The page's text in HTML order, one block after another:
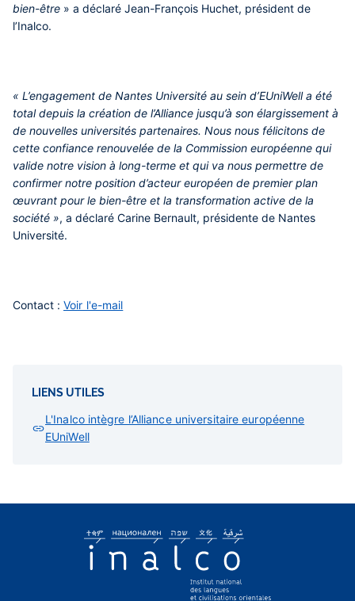
bien-être » a déclaré Jean-François Huchet, président de
l’Inalco.
« L’engagement de Nantes Université au sein d’EUniWell a été
total depuis la création de l’Alliance jusqu’à son élargissement à
de nouvelles universités partenaires. Nous nous félicitons de
cette confiance renouvelée de la Commission européenne qui
valide notre vision à long-terme et qui va nous permettre de
confirmer notre position d’acteur européen de premier plan
œuvrant pour le bien-être et la transformation active de la
société », a déclaré Carine Bernault, présidente de Nantes
Université.
Contact : Voir l'e-mail
LIENS UTILES
L'Inalco intègre l’Alliance universitaire européenne
EUniWell